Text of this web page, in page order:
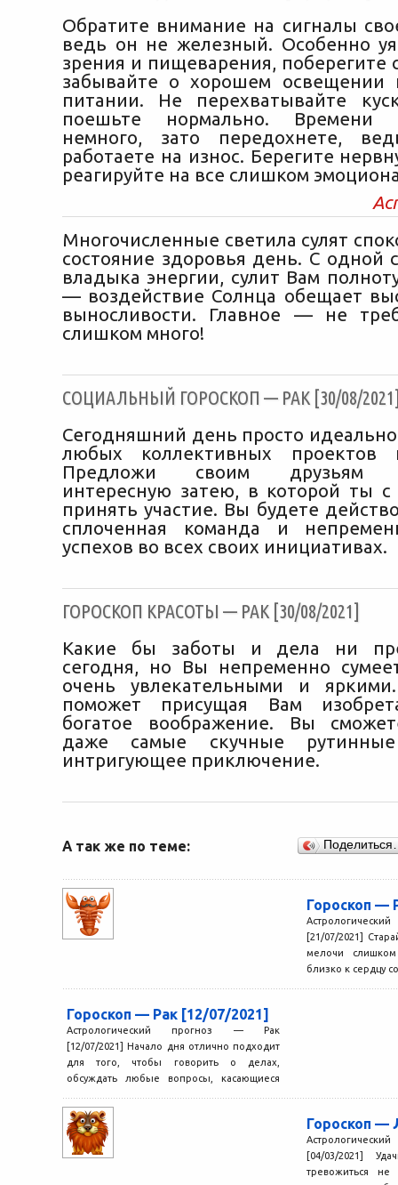
Обратите внимание на сигналы
ведь он не железный. Особенно
зрения и пищеварения, поберегите
забывайте о хорошем освещении
питании. Не перехватывайте
поешьте нормально. Времени
немного, зато передохнете,
работаете на износ. Берегите
реагируйте на все слишком
Многочисленные светила сулят
состояние здоровья день. С одной
владыка энергии, сулит Вам
— воздействие Солнца обещает
выносливости. Главное — не
слишком много!
CОЦИАЛЬНЫЙ ГОРОСКОП — РАК [30/08/
Сегодняшний день просто
любых коллективных проектов
Предложи своим друзьям
интересную затею, в которой ты
принять участие. Вы будете
сплоченная команда и
успехов во всех своих инициативах.
ГОРОСКОП КРАСОТЫ — РАК [30/08/2021]
Какие бы заботы и дела ни
сегодня, но Вы непременно
очень увлекательными и
поможет присущая Вам
богатое воображение. Вы
даже самые скучные
интригующее приключение.
А так же по теме:
Гороскоп —
[21/07/2021]
мелочи
близко к сердцу
Гороскоп — Рак [12/07/2021]
Астрологический прогноз — Рак
[12/07/2021] Начало дня отлично подходит
для того, чтобы говорить о делах,
обсуждать любые вопросы, касающиеся
Гороскоп —
[04/03/2021]
тревожиться не